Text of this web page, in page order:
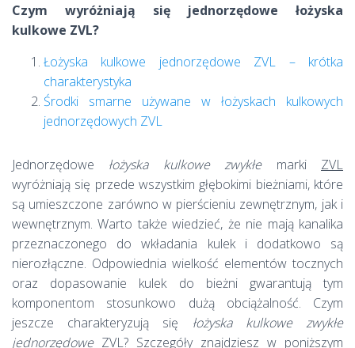
Czym wyróżniają się jednorzędowe łożyska
kulkowe ZVL?
Łożyska kulkowe jednorzędowe ZVL – krótka
charakterystyka
Środki smarne używane w łożyskach kulkowych
jednorzędowych ZVL
Jednorzędowe łożyska kulkowe zwykłemarki ZVL
wyróżniają się przede wszystkim głębokimi bieżniami, które
są umieszczone zarówno w pierścieniu zewnętrznym, jak i
wewnętrznym. Warto także wiedzieć, że nie mają kanalika
przeznaczonego do wkładania kulek i dodatkowo są
nierozłączne. Odpowiednia wielkość elementów tocznych
oraz dopasowanie kulek do bieżni gwarantują tym
komponentom stosunkowo dużą obciążalność. Czym
jeszcze charakteryzują się łożyska kulkowe zwykłe
jednorzędowe ZVL? Szczegóły znajdziesz w poniższym